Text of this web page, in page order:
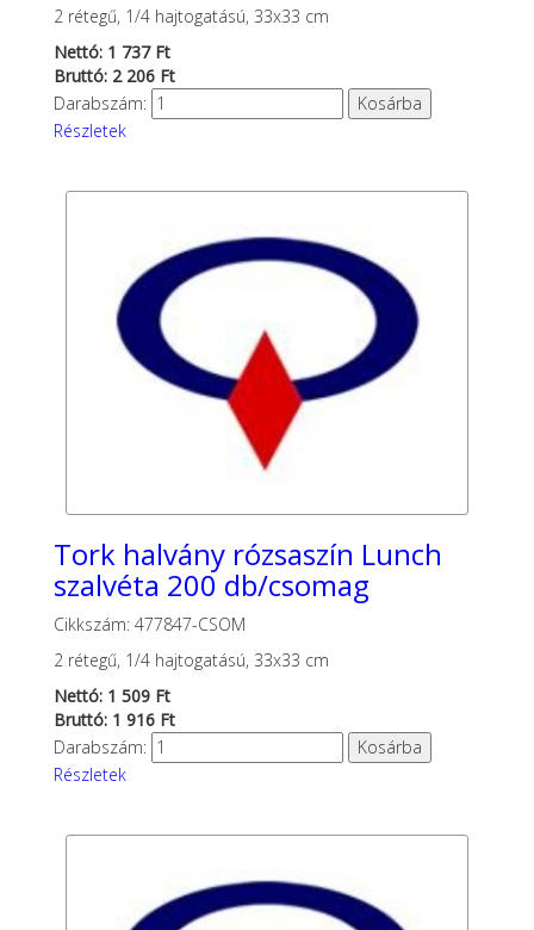
2 rétegű, 1/4 hajtogatású, 33x33 cm
Nettó: 1 737 Ft
Bruttó: 2 206 Ft
Darabszám:
Részletek
Tork halvány rózsaszín Lunch
szalvéta 200 db/csomag
Cikkszám: 477847-CSOM
2 rétegű, 1/4 hajtogatású, 33x33 cm
Nettó: 1 509 Ft
Bruttó: 1 916 Ft
Darabszám:
Részletek